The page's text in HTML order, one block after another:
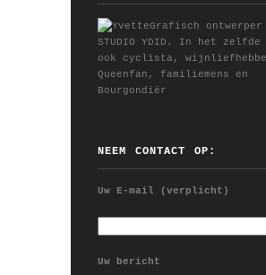
Grafisch
STUDIO YDID. In het zelfde
ook cyclista,
Queenfan, familiemens en
Bourgondiër
NEEM CONTACT OP:
Uw E-mail (verplicht)
Uw bericht